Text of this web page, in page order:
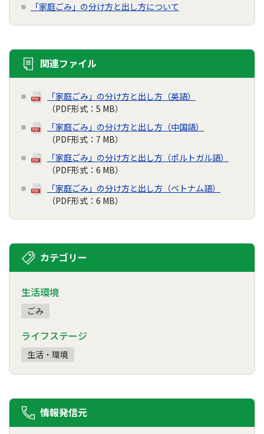
「家庭ごみ」の分け方と出し方について
関連ファイル
「家庭ごみ」の分け方と出し方（英語）
（PDF形式：5 MB）
「家庭ごみ」の分け方と出し方（中国語）
（PDF形式：7 MB）
「家庭ごみ」の分け方と出し方（ポルトガル語）
（PDF形式：6 MB）
「家庭ごみ」の分け方と出し方（ベトナム語）
（PDF形式：6 MB）
カテゴリー
生活環境
ごみ
ライフステージ
生活・環境
情報発信元